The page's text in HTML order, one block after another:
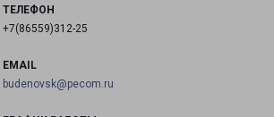
ТЕЛЕФОН
+7(86559)312-25
EMAIL
budenovsk@pecom.ru